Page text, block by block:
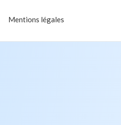
Mentions légales